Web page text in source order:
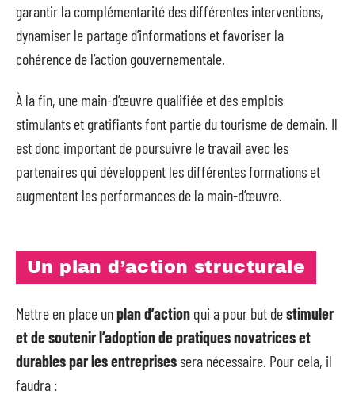
garantir la complémentarité des différentes interventions,
dynamiser le partage d’informations et favoriser la
cohérence de l’action gouvernementale.
À la fin, une main-d’œuvre qualifiée et des emplois
stimulants et gratifiants font partie du tourisme de demain. Il
est donc important de poursuivre le travail avec les
partenaires qui développent les différentes formations et
augmentent les performances de la main-d’œuvre.
Un plan d’action structurale
Mettre en place unplan d’action qui a pour but destimuler
et de soutenir l’adoption de pratiques novatrices et
durables par les entreprisessera nécessaire. Pour cela, il
faudra :